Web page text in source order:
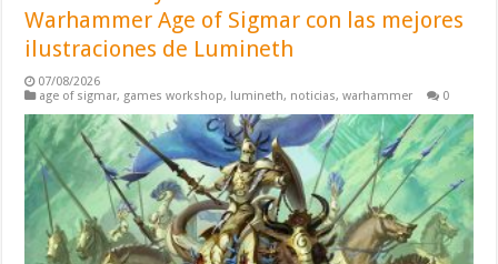
Warhammer Age of Sigmar con las mejores
ilustraciones de Lumineth
07/08/2026
age of sigmar, games workshop, lumineth, noticias,warhammer 0